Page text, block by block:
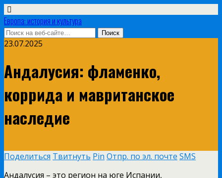
Европа: история и культура
23.07.2025
Андалусия: фламенко,
коррида и мавританское
наследие
Поделиться Твитнуть Pin Отпр. по эл. почте SMS
Андалусия – это регион на юге Испании,